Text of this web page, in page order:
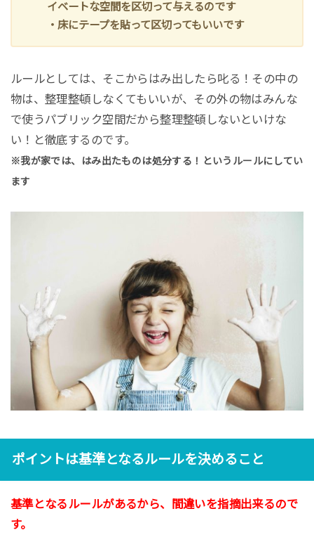
イベートな空間を区切って与えるのです
・床にテープを貼って区切ってもいいです
ルールとしては、そこからはみ出したら叱る！その中の
物は、整理整頓しなくてもいいが、その外の物はみんな
で使うパブリック空間だから整理整頓しないといけな
い！と徹底するのです。
※我が家では、はみ出たものは処分する！というルールにしてい
ます
ポイントは基準となるルールを決めること
基準となるルールがあるから、間違いを指摘出来るので
す。